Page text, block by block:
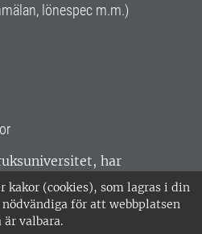
kakor (cookies), som lagras i din
nödvändiga för att webbplatsen
är valbara.
lönespec m.m.)
har
Sverige. Huvudorter är
Umeå.SLU är
14001. •